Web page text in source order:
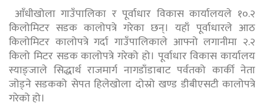
आँधीखोला गाउँपालिका र पूर्वाधार विकास कार्यालयले १०.२
किलोमिटर सडक कालोपत्रे गरेका छन्। यहाँ पूर्वाधारले आठ
किलोमिटर कालोपत्रे गर्दा गाउँपालिकाले आफ्नो लगानीमा २.२
किलो मिटर सडक कालोपत्रे गरेको हो। पूर्वाधार विकास कार्यालय
स्याङ्जाले सिद्धार्थ राजमार्ग नागडाँडाबाट पर्वतको कार्की नेता
जोड्ने सडकको सेपत हिलेखोला दोस्रो खण्ड डीबीएसटी कालोपत्रे
गरेको हो।